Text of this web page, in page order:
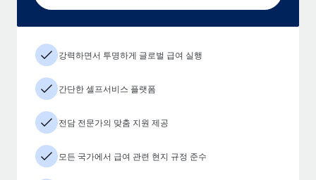
강력하면서 투명하게 글로벌 급여 실행
간단한 셀프서비스 플랫폼
전담 전문가의 맞춤 지원 제공
모든 국가에서 급여 관련 현지 규정 준수